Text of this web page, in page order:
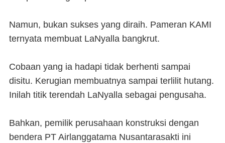
Namun, bukan sukses yang diraih. Pameran KAMI
ternyata membuat LaNyalla bangkrut.
Cobaan yang ia hadapi tidak berhenti sampai
disitu. Kerugian membuatnya sampai terlilit hutang.
Inilah titik terendah LaNyalla sebagai pengusaha.
Bahkan, pemilik perusahaan konstruksi dengan
bendera PT Airlanggatama Nusantarasakti ini